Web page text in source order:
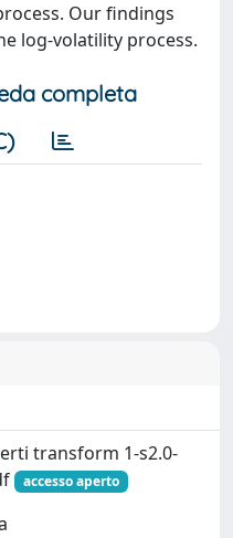
Our findings
log-volatility process.
completa
transform 1-s2.0-
accesso aperto